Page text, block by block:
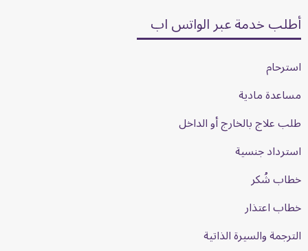
أطلب خدمة عبر الواتس اب
استرحام
مساعدة مادية
طلب علاج بالخارج أو الداخل
استرداد جنسية
خطاب شُكر
خطاب اعتذار
الترجمة والسيرة الذاتية